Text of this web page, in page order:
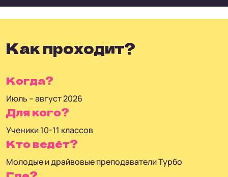
Как проходит?
Когда?
Июль – август 2026
Для кого?
Ученики 10-11 классов
Кто ведёт?
Молодые и драйвовые преподаватели Турбо